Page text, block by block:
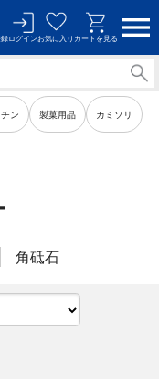
ログインお気に入り カートを見る
ン 製菓用品 カミソリ
角砥石